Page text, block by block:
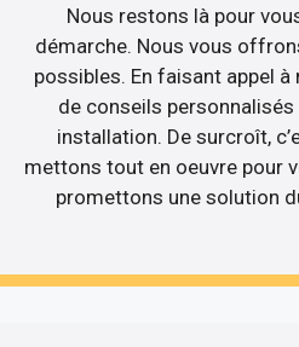
Nous restons là pour
démarche. Nous vous
possibles. En faisant appel
de conseils
installation. De surcroît,
mettons tout en oeuvre pour
promettons une solution